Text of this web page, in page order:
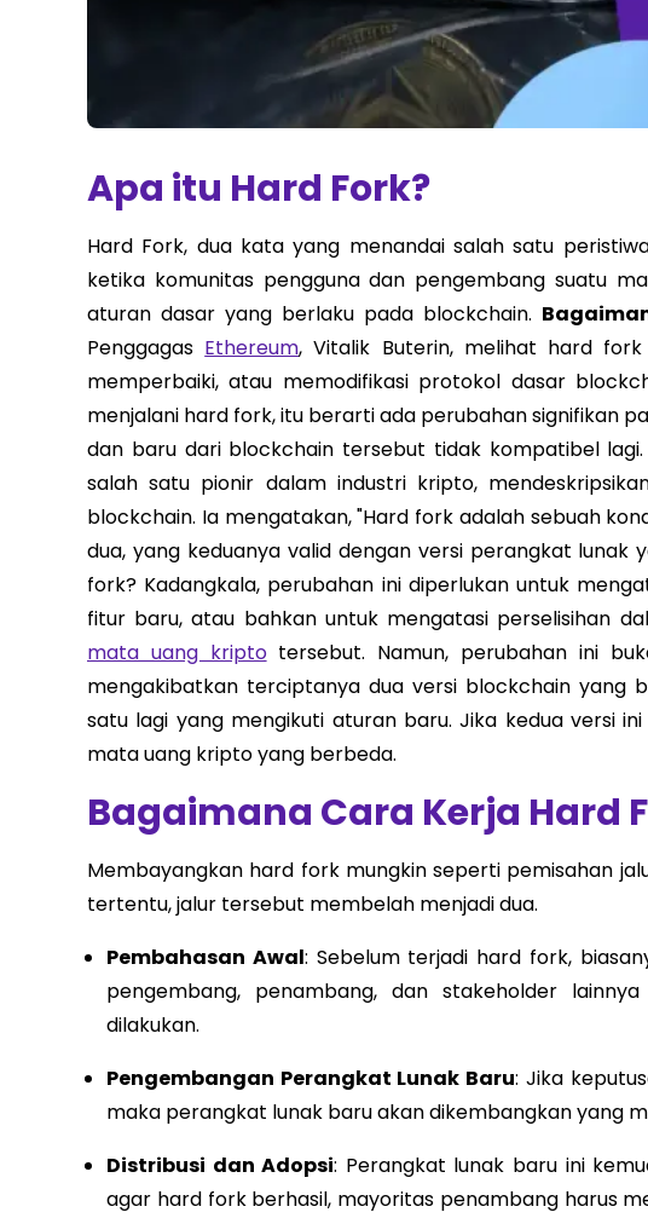
Apa itu Hard Fork?
Hard Fork, dua kata yang menandai salah satu
ketika komunitas pengguna dan pengembang suatu
aturan dasar yang berlaku pada blockchain.
Penggagas Ethereum, Vitalik Buterin, melihat hard
memperbaiki, atau memodifikasi protokol dasar
menjalani hard fork, itu berarti ada perubahan signifikan
dan baru dari blockchain tersebut tidak kompatibel lagi.
salah satu pionir dalam industri kripto,
blockchain. Ia mengatakan, "Hard fork adalah sebuah
dua, yang keduanya valid dengan versi perangkat
fork? Kadangkala, perubahan ini diperlukan untuk
fitur baru, atau bahkan untuk mengatasi perselisihan
mata uang kriptotersebut. Namun, perubahan ini
mengakibatkan terciptanya dua versi blockchain yang
satu lagi yang mengikuti aturan baru. Jika kedua versi
mata uang kripto yang berbeda.
Bagaimana Cara Kerja Hard
Membayangkan hard fork mungkin seperti pemisahan
tertentu, jalur tersebut membelah menjadi dua.
Pembahasan Awal: Sebelum terjadi hard fork,
pengembang, penambang, dan stakeholder
dilakukan.
Pengembangan Perangkat Lunak Baru: Jika
maka perangkat lunak baru akan dikembangkan yang
Distribusi dan Adopsi: Perangkat lunak baru ini
agar hard fork berhasil, mayoritas penambang harus